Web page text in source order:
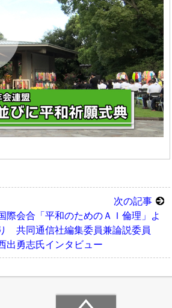
次の記事
際会合「平和のためのＡＩ倫理」よ
共同通信社編集委員兼論説委員
出勇志氏インタビュー